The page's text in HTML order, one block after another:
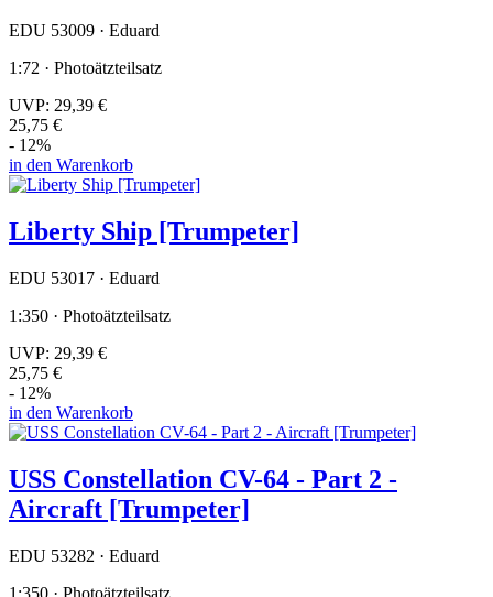
EDU 53009 · Eduard
1:72 · Photoätzteilsatz
UVP: 29,39 €
25,75 €
- 12%
in den Warenkorb
Liberty Ship [Trumpeter]
EDU 53017 · Eduard
1:350 · Photoätzteilsatz
UVP: 29,39 €
25,75 €
- 12%
in den Warenkorb
USS Constellation CV-64 - Part 2 -
Aircraft [Trumpeter]
EDU 53282 · Eduard
1:350 · Photoätzteilsatz